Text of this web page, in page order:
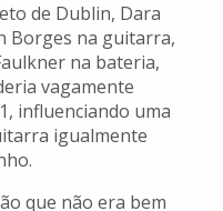
de Dublin, Dara
Borges na guitarra,
na bateria,
vagamente
influenciando uma
igualmente
que não era bem